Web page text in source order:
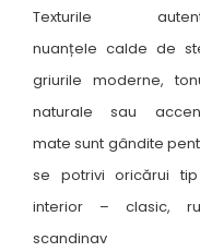
Texturile
nuanțele calde de
griurile moderne,
naturale sau
mate sunt gândite
se potrivi oricărui
interior – clasic,
scandinav